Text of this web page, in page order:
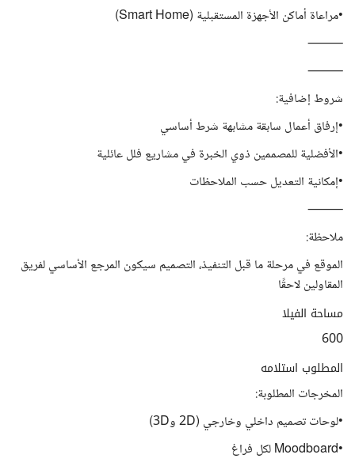
•مراعاة أماكن الأجهزة المستقبلية (Smart Home)
⸻
⸻
شروط إضافية:
•إرفاق أعمال سابقة مشابهة شرط أساسي
•الأفضلية للمصممين ذوي الخبرة في مشاريع فلل عائلية
•إمكانية التعديل حسب الملاحظات
⸻
ملاحظة:
الموقع في مرحلة ما قبل التنفيذ، التصميم سيكون المرجع الأساسي لفريق
المقاولين لاحقًا
مساحة الفيلا
600
المطلوب استلامه
المخرجات المطلوبة:
•لوحات تصميم داخلي وخارجي (2D و3D)
•Moodboard لكل فراغ